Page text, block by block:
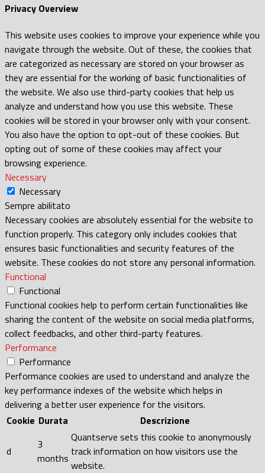
Privacy Overview
This website uses cookies to improve your experience while you
navigate through the website. Out of these, the cookies that
are categorized as necessary are stored on your browser as
they are essential for the working of basic functionalities of
the website. We also use third-party cookies that help us
analyze and understand how you use this website. These
cookies will be stored in your browser only with your consent.
You also have the option to opt-out of these cookies. But
opting out of some of these cookies may affect your
browsing experience.
Necessary
Necessary
Sempre abilitato
Necessary cookies are absolutely essential for the website to
function properly. This category only includes cookies that
ensures basic functionalities and security features of the
website. These cookies do not store any personal information.
Functional
Functional
Functional cookies help to perform certain functionalities like
sharing the content of the website on social media platforms,
collect feedbacks, and other third-party features.
Performance
Performance
Performance cookies are used to understand and analyze the
key performance indexes of the website which helps in
delivering a better user experience for the visitors.
Cookie Durata Descrizione
d
3
months
Quantserve sets this cookie to anonymously
track information on how visitors use the
website.